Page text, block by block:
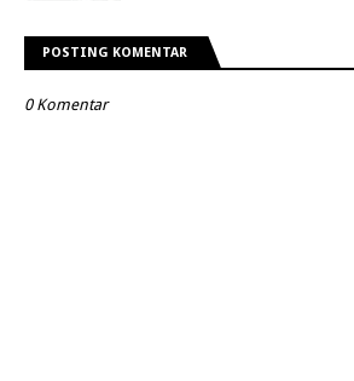
POSTING KOMENTAR
0 Komentar